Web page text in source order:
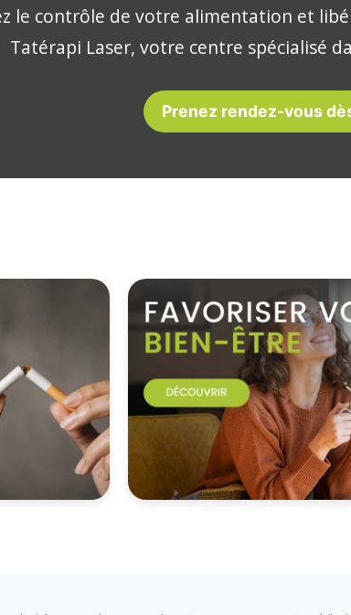
le contrôle de votre alimentation et
Tatérapi Laser, votre centre spécialisé
Prenez rendez-vous